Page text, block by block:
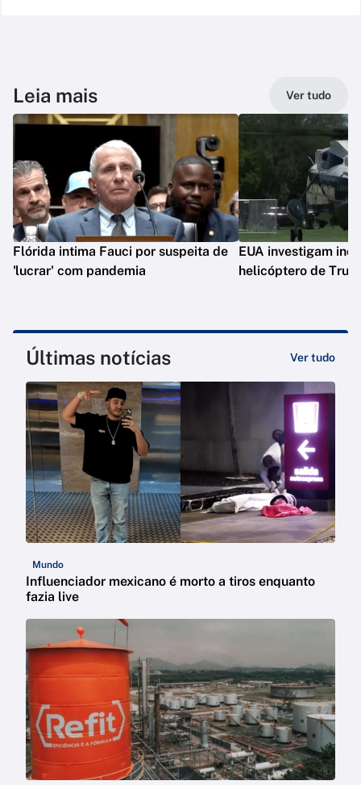
Leia mais Ver tudo
Flórida intima Fauci por suspeita de
'lucrar' com pandemia
EUA investigam
helicóptero de
Últimas notícias Ver tudo
Mundo
Influenciador mexicano é morto a tiros enquanto
fazia live